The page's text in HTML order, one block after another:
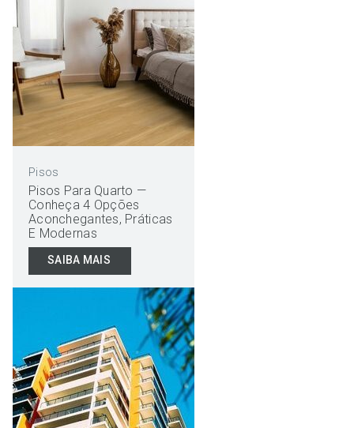
Pisos
Pisos Para Quarto —
Conheça 4 Opções
Aconchegantes, Práticas
E Modernas
SAIBA MAIS